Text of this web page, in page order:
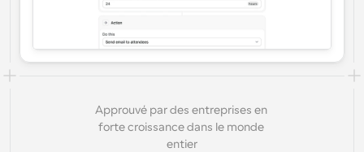
Éducation Marketing
Essayez Cal.ai maintenant !
Intégrer Cal.com dans votre site web
Hors du bureau
Paiements
Approuvé par des entreprises en
forte croissance dans le monde
entier